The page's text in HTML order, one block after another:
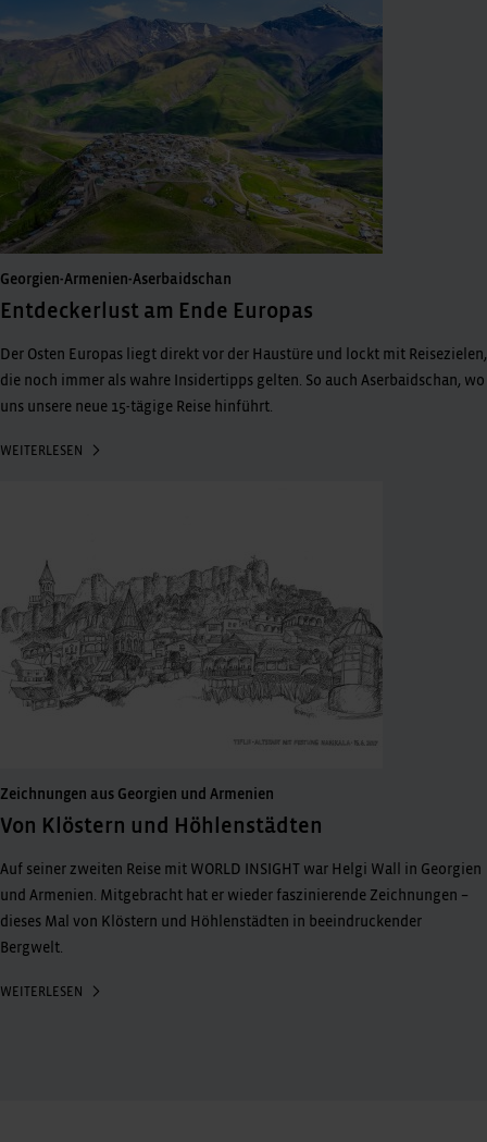
Georgien-Armenien-Aserbaidschan
Entdeckerlust am Ende Europas
Der Osten Europas liegt direkt vor der Haustüre und lockt mit Reisezielen,
die noch immer als wahre Insidertipps gelten. So auch Aserbaidschan, wo
uns unsere neue 15-tägige Reise hinführt.
WEITERLESEN
Zeichnungen aus Georgien und Armenien
Von Klöstern und Höhlenstädten
Auf seiner zweiten Reise mit WORLD INSIGHT war Helgi Wall in Georgien
und Armenien. Mitgebracht hat er wieder faszinierende Zeichnungen –
dieses Mal von Klöstern und Höhlenstädten in beeindruckender
Bergwelt.
WEITERLESEN